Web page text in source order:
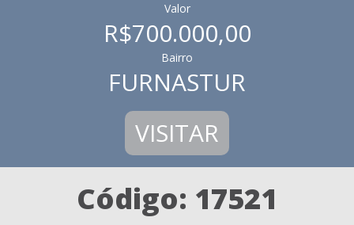
Valor
R$700.000,00
Bairro
FURNASTUR
VISITAR
Código: 17521